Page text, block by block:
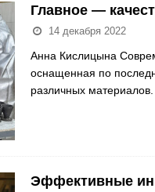
Главное —
14 декабря 2022
Анна Кислицына
оснащенная по
различных
Эффективные